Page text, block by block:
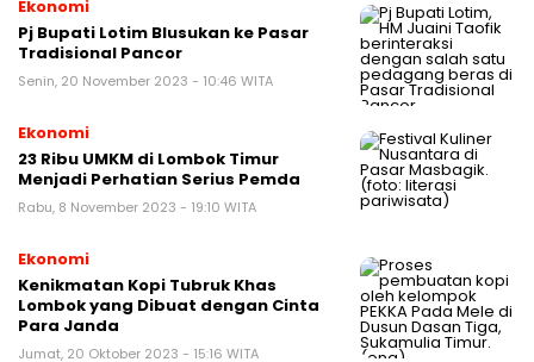
Ekonomi
Pj Bupati Lotim Blusukan ke Pasar
Tradisional Pancor
Senin, 20 November 2023 - 10:46 WITA
Ekonomi
23 Ribu UMKM di Lombok Timur
Menjadi Perhatian Serius Pemda
Rabu, 8 November 2023 - 19:10 WITA
Ekonomi
Kenikmatan Kopi Tubruk Khas
Lombok yang Dibuat dengan Cinta
Para Janda
Jumat, 20 Oktober 2023 - 15:16 WITA